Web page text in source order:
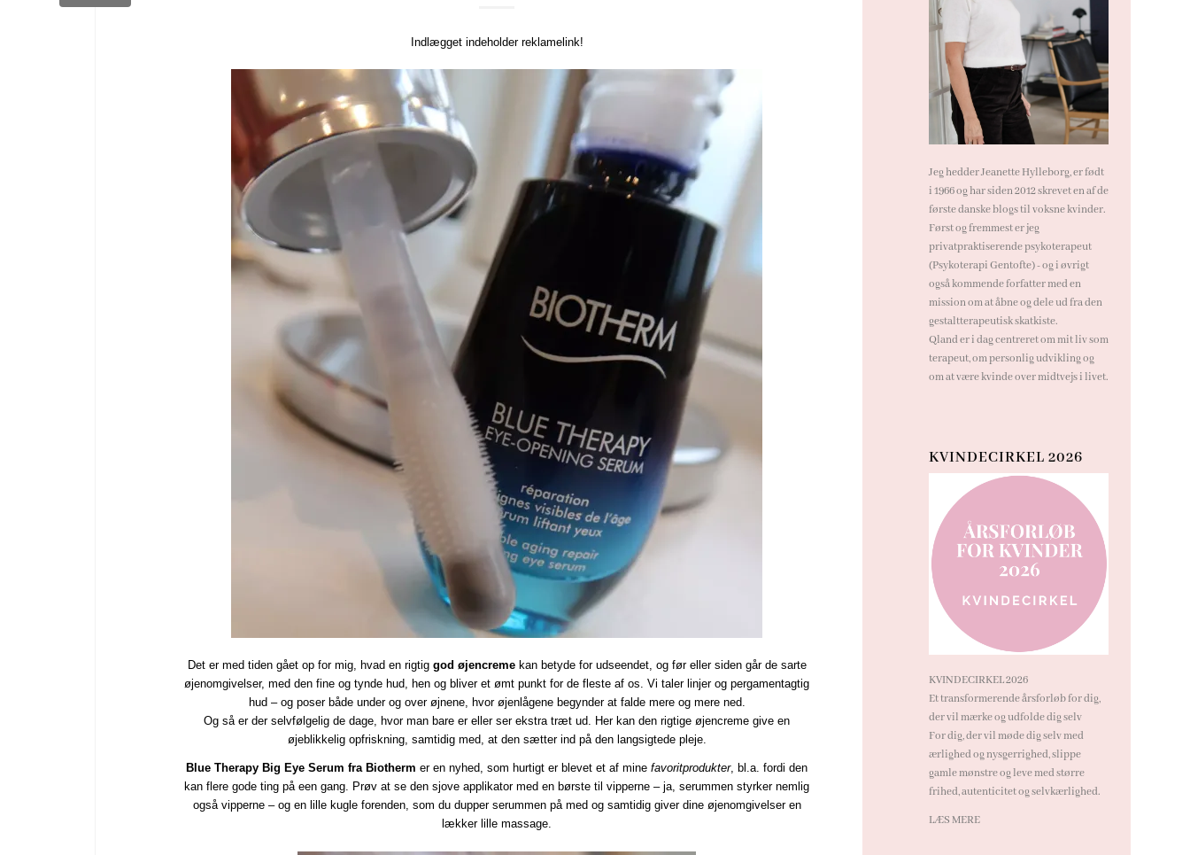
Indlægget indeholder reklamelink!
Det er med tiden gået op for mig, hvad en rigtig god øjencremekan betyde for udseendet, og før eller siden går de sarte
øjenomgivelser, med den fine og tynde hud, hen og bliver et ømt punkt for de fleste af os. Vi taler linjer og pergamentagtig
hud – og poser både under og over øjnene, hvor øjenlågene begynder at falde mere og mere ned.
Og så er der selvfølgelig de dage, hvor man bare er eller ser ekstra træt ud. Her kan den rigtige øjencreme give en
øjeblikkelig opfriskning, samtidig med, at den sætter ind på den langsigtede pleje.
Blue Therapy Big Eye Serum fra Biotherm er en nyhed, som hurtigt er blevet et af minefavoritprodukter, bl.a. fordi den
kan flere gode ting på een gang. Prøv at se den sjove applikator med en børste til vipperne – ja, serummen styrker nemlig
også vipperne – og en lille kugle forenden, som du dupper serummen på med og samtidig giver dine øjenomgivelser en
lækker lille massage.
Jeg hedder Jeanette Hylleborg, er født
i 1966 og har siden 2012 skrevet en af de
første danske blogs til voksne kvinder.
Først og fremmest er jeg
privatpraktiserende psykoterapeut
(Psykoterapi Gentofte) - og i øvrigt
også kommende forfatter med en
mission om at åbne og dele ud fra den
gestaltterapeutisk skatkiste.
Qland er i dag centreret om mit liv som
terapeut, om personlig udvikling og
om at være kvinde over midtvejs i livet.
KVINDECIRKEL 2026
KVINDECIRKEL 2026
Et transformerende årsforløb for dig,
der vil mærke og udfolde dig selv
For dig, der vil møde dig selv med
ærlighed og nysgerrighed, slippe
gamle mønstre og leve med større
frihed, autenticitet og selvkærlighed.
LÆS MERE